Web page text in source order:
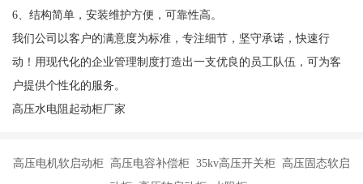
6、结构简单，安装维护方便，可靠性高。
我们公司以客户的满意度为标准，专注细节，坚守承诺，快速行
动！用现代化的企业管理制度打造出一支优良的员工队伍，可为客
户提供个性化的服务。
高压水电阻起动柜厂家
高压电机软启动柜 高压电容补偿柜 35kv高压开关柜 高压固态软启